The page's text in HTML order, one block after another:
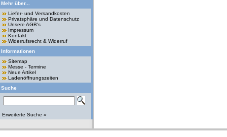
Mehr über...
Liefer- und Versandkosten
Privatsphäre und Datenschutz
Unsere AGB's
Impressum
Kontakt
Widerrufsrecht & Widerruf
Informationen
Sitemap
Messe - Termine
Neue Artikel
Ladenöffnungszeiten
Suche
Erweiterte Suche »